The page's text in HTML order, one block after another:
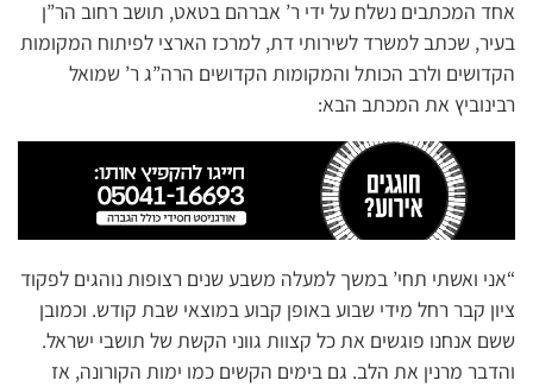
אחד המכתבים נשלח על ידי ר’ אברהם בטאט, תושב רחוב הר”ן
בעיר, שכתב למשרד לשירותי דת, למרכז הארצי לפיתוח המקומות
הקדושים ולרב הכותל והמקומות הקדושים הרה”ג ר’ שמואל
רבינוביץ את המכתב הבא:
“אני ואשתי תחי’ במשך למעלה משבע שנים רצופות נוהגים לפקוד
ציון קבר רחל מידי שבוע באופן קבוע במוצאי שבת קודש. וכמובן
ששם אנחנו פוגשים את כל קצוות גווני הקשת של תושבי ישראל.
והדבר מרנין את הלב. גם בימים הקשים כמו ימות הקורונה, אז